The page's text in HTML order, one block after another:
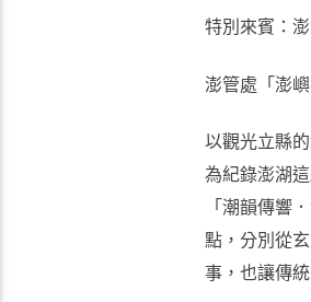
特別來賓：
澎管處「澎
以觀光立縣
為紀錄澎湖
「潮韻傳響
點，分別從
事，也讓傳